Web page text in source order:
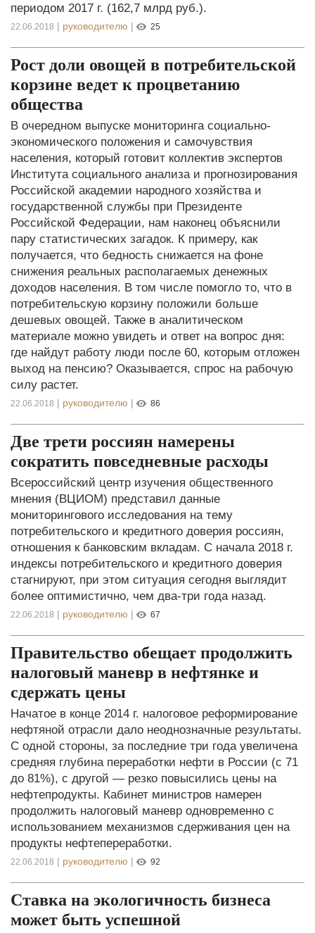
периодом 2017 г. (162,7 млрд руб.).
22.06.2018 | руководителю | 25
Рост доли овощей в потребительской
корзине ведет к процветанию
общества
В очередном выпуске мониторинга социально-
экономического положения и самочувствия
населения, который готовит коллектив экспертов
Института социального анализа и прогнозирования
Российской академии народного хозяйства и
государственной службы при Президенте
Российской Федерации, нам наконец объяснили
пару статистических загадок. К примеру, как
получается, что бедность снижается на фоне
снижения реальных располагаемых денежных
доходов населения. В том числе помогло то, что в
потребительскую корзину положили больше
дешевых овощей. Также в аналитическом
материале можно увидеть и ответ на вопрос дня:
где найдут работу люди после 60, которым отложен
выход на пенсию? Оказывается, спрос на рабочую
силу растет.
22.06.2018 | руководителю | 86
Две трети россиян намерены
сократить повседневные расходы
Всероссийский центр изучения общественного
мнения (ВЦИОМ) представил данные
мониторингового исследования на тему
потребительского и кредитного доверия россиян,
отношения к банковским вкладам. С начала 2018 г.
индексы потребительского и кредитного доверия
стагнируют, при этом ситуация сегодня выглядит
более оптимистично, чем два-три года назад.
22.06.2018 | руководителю | 67
Правительство обещает продолжить
налоговый маневр в нефтянке и
сдержать цены
Начатое в конце 2014 г. налоговое реформирование
нефтяной отрасли дало неоднозначные результаты.
С одной стороны, за последние три года увеличена
средняя глубина переработки нефти в России (с 71
до 81%), с другой — резко повысились цены на
нефтепродукты. Кабинет министров намерен
продолжить налоговый маневр одновременно с
использованием механизмов сдерживания цен на
продукты нефтепереработки.
22.06.2018 | руководителю | 92
Ставка на экологичность бизнеса
может быть успешной